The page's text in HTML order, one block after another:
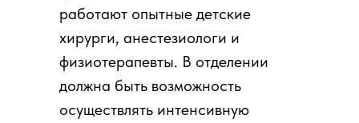
работают опытные детские
хирурги, анестезиологи и
физиотерапевты. В отделении
должна быть возможность
осуществлять интенсивную